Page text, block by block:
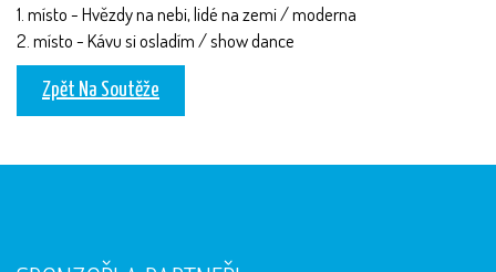
1. místo - Hvězdy na nebi, lidé na zemi / moderna
2. místo - Kávu si osladím / show dance
Zpět Na Soutěže